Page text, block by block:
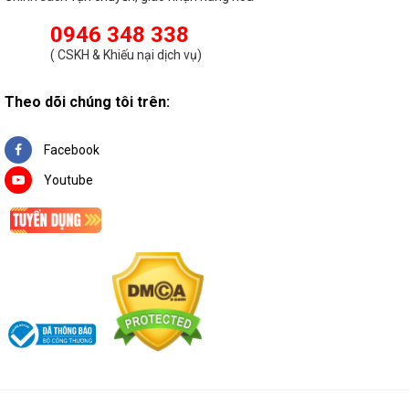
0946 348 338
( CSKH & Khiếu nại dịch vụ)
Theo dõi chúng tôi trên:
Facebook
Youtube